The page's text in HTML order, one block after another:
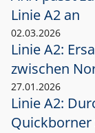
Linie A2 an
02.03.2026
Linie A2:
zwischen
27.01.2026
Linie A2:
Quickborner